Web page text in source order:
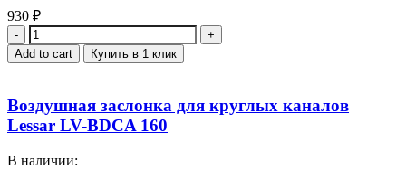
930 ₽
Quantity
Add to cart Купить в 1 клик
Воздушная заслонка для круглых каналов
Lessar LV-BDCA 160
В наличии: